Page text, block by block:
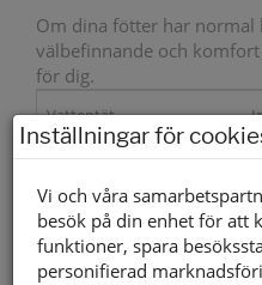
Om dina fötter har normal
välbefinnande och
för dig.
Vattentät Ja
Yttersula material
Innersula material
Foder material
Inställningar för
Vi och våra
besök på din enhet för att
funktioner, spara
personifierad